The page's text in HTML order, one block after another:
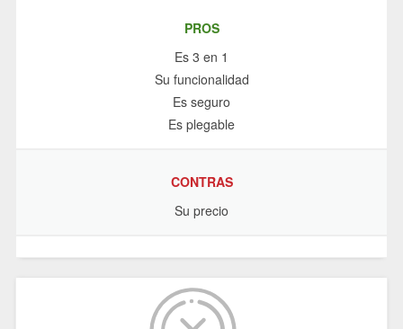
PROS
Es 3 en 1
Su funcionalidad
Es seguro
Es plegable
CONTRAS
Su precio